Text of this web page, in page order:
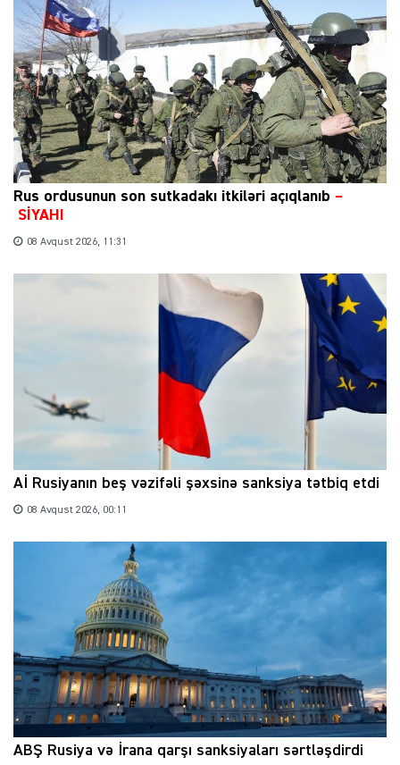
Rus ordusunun son sutkadakı itkiləri açıqlanıb –
SİYAHI
08 Avqust 2026, 11:31
Aİ Rusiyanın beş vəzifəli şəxsinə sanksiya tətbiq etdi
08 Avqust 2026, 00:11
ABŞ Rusiya və İrana qarşı sanksiyaları sərtləşdirdi